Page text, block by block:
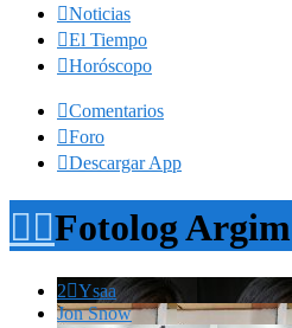
Noticias
El Tiempo
Horóscopo
Comentarios
Foro
Descargar App
Fotolog Argim
2Ysaa
Jon Snow